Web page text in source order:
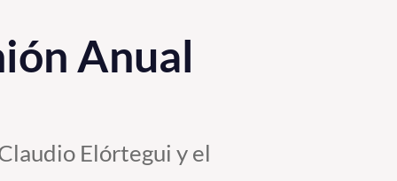
Anual
Elórtegui y el